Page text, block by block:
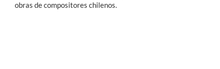
obras de compositores chilenos.